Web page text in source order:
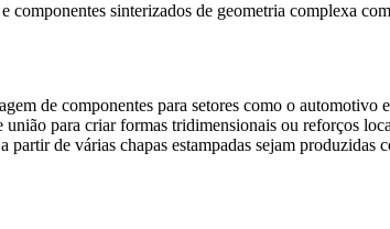
componentes sinterizados de geometria complexa
de componentes para setores como o automotivo
para criar formas tridimensionais ou reforços
de várias chapas estampadas sejam produzidas